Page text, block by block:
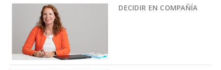
DECIDIR EN COMPAÑÍA